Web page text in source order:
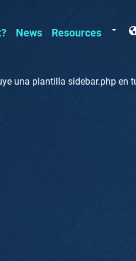
News Resources
una plantilla sidebar.php en